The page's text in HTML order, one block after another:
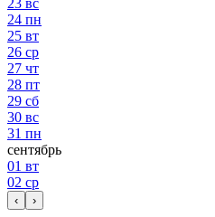
23 вс
24 пн
25 вт
26 ср
27 чт
28 пт
29 сб
30 вс
31 пн
сентябрь
01 вт
02 ср
‹ ›